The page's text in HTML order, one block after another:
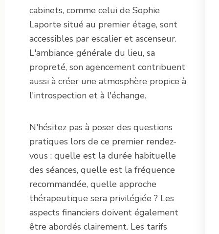
cabinets, comme celui de Sophie
Laporte situé au premier étage, sont
accessibles par escalier et ascenseur.
L'ambiance générale du lieu, sa
propreté, son agencement contribuent
aussi à créer une atmosphère propice à
l'introspection et à l'échange.
N'hésitez pas à poser des questions
pratiques lors de ce premier rendez-
vous : quelle est la durée habituelle
des séances, quelle est la fréquence
recommandée, quelle approche
thérapeutique sera privilégiée ? Les
aspects financiers doivent également
être abordés clairement. Les tarifs